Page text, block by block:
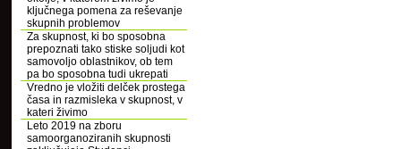
ključnega pomena za reševanje
skupnih problemov
Za skupnost, ki bo sposobna
prepoznati tako stiske soljudi kot
samovoljo oblastnikov, ob tem
pa bo sposobna tudi ukrepati
Vredno je vložiti delček prostega
časa in razmisleka v skupnost, v
kateri živimo
Leto 2019 na zboru
samoorganoziranih skupnosti